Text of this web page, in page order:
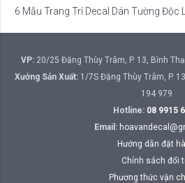
6 Mẫu Trang Trí Decal Dán Tường Độc
VP:20/25 Đặng Thùy Trâm, P. 13, Bình
Xưởng Sản Xuất: 1/7S Đặng Thùy Trâm, P.
194 979
Hotline: 08 9915
Email:
Hướng dẫn đặt
Chính sách đổi
Phương thức vận